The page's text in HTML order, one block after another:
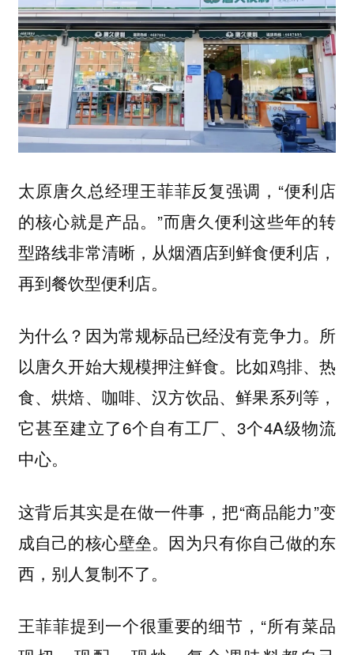
太原唐久总经理王菲菲反复强调，“便利店
的核心就是产品。”而唐久便利这些年的转
型路线非常清晰，从烟酒店到鲜食便利店，
再到餐饮型便利店。
为什么？因为常规标品已经没有竞争力。所
以唐久开始大规模押注鲜食。比如鸡排、热
食、烘焙、咖啡、汉方饮品、鲜果系列等，
它甚至建立了6个自有工厂、3个4A级物流
中心。
这背后其实是在做一件事，把“商品能力”变
成自己的核心壁垒。因为只有你自己做的东
西，别人复制不了。
王菲菲提到一个很重要的细节，“所有菜品